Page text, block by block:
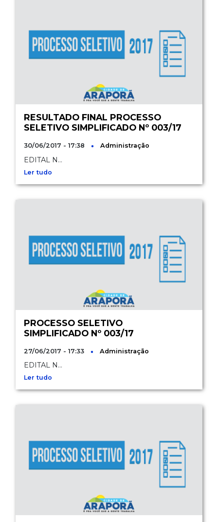
RESULTADO FINAL PROCESSO
SELETIVO SIMPLIFICADO Nº 003/17
30/06/2017 - 17:38 Administração
EDITAL N...
Ler tudo
PROCESSO SELETIVO
SIMPLIFICADO Nº 003/17
27/06/2017 - 17:33 Administração
EDITAL N...
Ler tudo